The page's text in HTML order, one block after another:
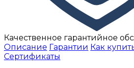
Качественное гарантийное
Описание Гарантии Как
Сертификаты